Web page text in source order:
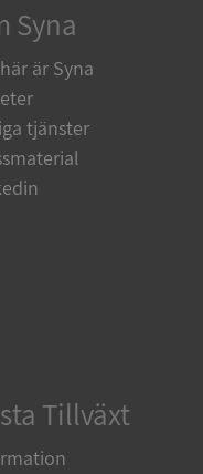
Syna
är Syna
tjänster
Tillväxt
cookies.
Leverantör
Domän